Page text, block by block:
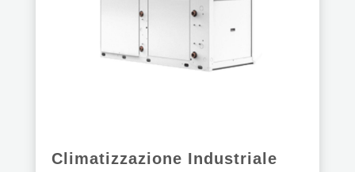
Climatizzazione Industriale